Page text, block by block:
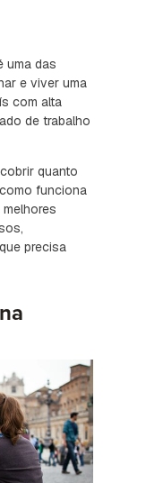
uma das
e viver uma
com alta
de trabalho
quanto
funciona
precisa